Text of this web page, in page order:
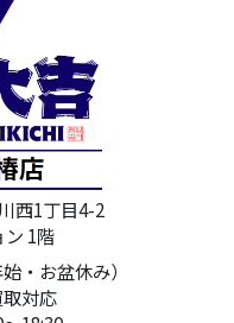
西1丁目4-2
1階
・お盆休み）
対応